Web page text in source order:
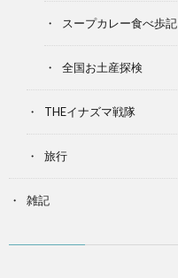
スープカレー食べ歩記
全国お土産探検
THEイナズマ戦隊
旅行
雑記